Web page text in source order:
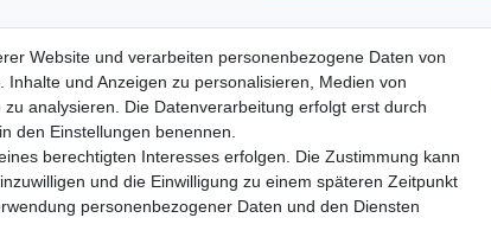
Widerrufs­formular Impressum Daten­schutz­erklärung
Website und verarbeiten personenbezogene Daten von
und Anzeigen zu personalisieren, Medien von
analysieren. Die Datenverarbeitung erfolgt erst durch
den Einstellungen benennen.
berechtigten Interesses erfolgen. Die Zustimmung kann
und die Einwilligung zu einem späteren Zeitpunkt
personenbezogener Daten und den Diensten
vorbehalten. | Angebote gelten nur für Industrie, Handel,